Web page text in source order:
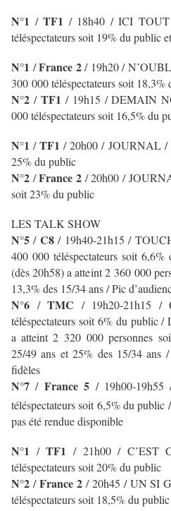
N°1 / TF1 / 18h40 / ICI
téléspectateurs soit 19% du public
N°1 /France 2/ 19h20 /
300 000 téléspectateurs soit 18,3%
N°2 / TF1 / 19h15 / DEMAIN
000 téléspectateurs soit 16,5% du
N°1 /TF1 /20h00 / JOURNAL /
25% du public
N°2 /France 2 / 20h00 /
soit 23% du public
LES TALK SHOW
N°5/ C8/ 19h40-21h15 /
400 000 téléspectateurs soit
(dès 20h58) a atteint 2 360 000
13,3% des 15/34 ans / Pic
N°6 / TMC / 19h20-21h15 /
téléspectateurs soit 6% du public /
a atteint 2 320 000 personnes
25/49 ans et 25% des 15/34 ans
fidèles
N°7/ France 5 / 19h00-
téléspectateurs soit 6,5% du public
pas été rendue disponible
N°1 /TF1 / 21h00 / C’EST
téléspectateurs soit 20% du public
N°2 /France 2 / 20h45 / UN SI
téléspectateurs soit 18,5% du public